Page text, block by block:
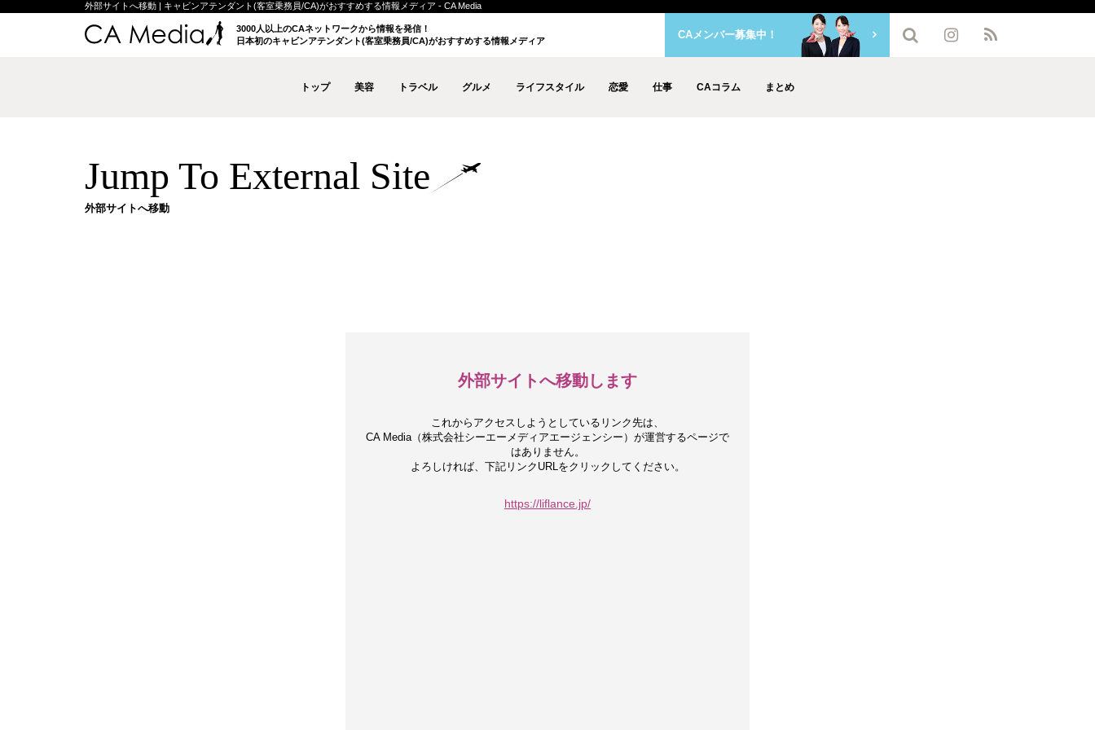
外部サイトへ移動 | キャビンアテンダント(客室乗務員/CA)がおすすめする情報メディア - CA Media
3000人以上のCAネットワークから情報を発信！
日本初のキャビンアテンダント(客室乗務員/CA)がおすすめする情報メディア
トップ 美容 トラベル グルメ ライフスタイル 恋愛 仕事 CAコラム まとめ
CAメンバー募集中！
Jump To External Site
外部サイトへ移動
外部サイトへ移動します
これからアクセスしようとしているリンク先は、
CA Media（株式会社シーエーメディアエージェンシー）が運営するページで
はありません。
よろしければ、下記リンクURLをクリックしてください。
https://liflance.jp/